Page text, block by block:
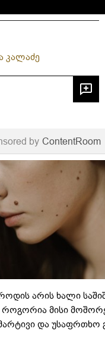
კალაძე
by ContentRoom
არის ხალი
როგორია მისი
და უსაფრთხო